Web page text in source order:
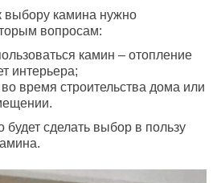
выбору камина нужно
вопросам:
камин – отопление
интерьера;
время строительства дома или
будет сделать выбор в пользу